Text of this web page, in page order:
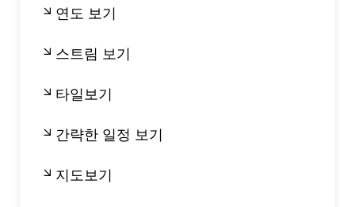
연도 보기
스트림 보기
타일보기
간략한 일정 보기
지도보기